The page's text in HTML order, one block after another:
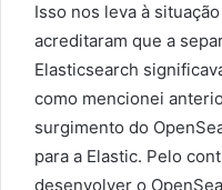
Isso nos leva à
acreditaram que a
Elasticsearch
como mencionei
surgimento do
para a Elastic. Pelo
desenvolver o